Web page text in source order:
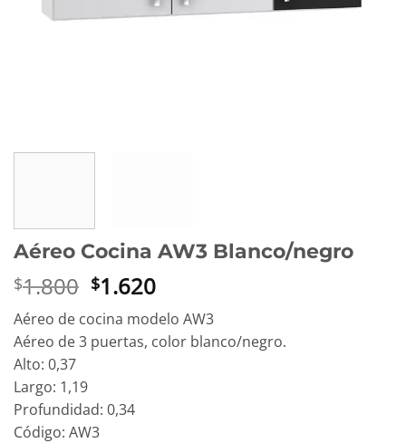
Aéreo Cocina AW3 Blanco/negro
$1.800 El
precio
original
era:
$1.620El
precio
actual
es:
Aéreo de cocina modelo AW3
Aéreo de 3 puertas, color blanco/negro.
Alto: 0,37
Largo: 1,19
Profundidad: 0,34
Código: AW3